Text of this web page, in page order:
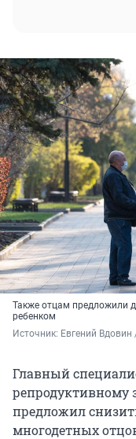
Также отцам предложили
ребенком
Источник: Евгений Вдовин
Главный
репродуктивному
предложил
многодетных